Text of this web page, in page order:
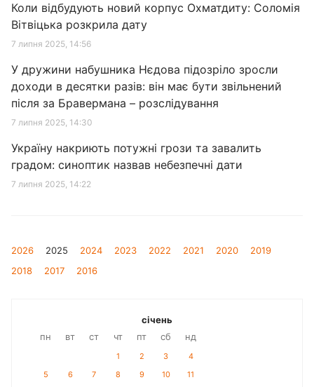
Коли відбудують новий корпус Охматдиту: Соломія
Вітвіцька розкрила дату
7 липня 2025, 14:56
У дружини набушника Нєдова підозріло зросли
доходи в десятки разів: він має бути звільнений
після за Бравермана – розслідування
7 липня 2025, 14:30
Україну накриють потужні грози та завалить
градом: синоптик назвав небезпечні дати
7 липня 2025, 14:22
2026 2025 2024 2023 2022 2021 2020
2019
2018
2017 2016
січень
пн
вт ст чт пт сб нд
1 2 3
4
5
6 7 8 9 10
11